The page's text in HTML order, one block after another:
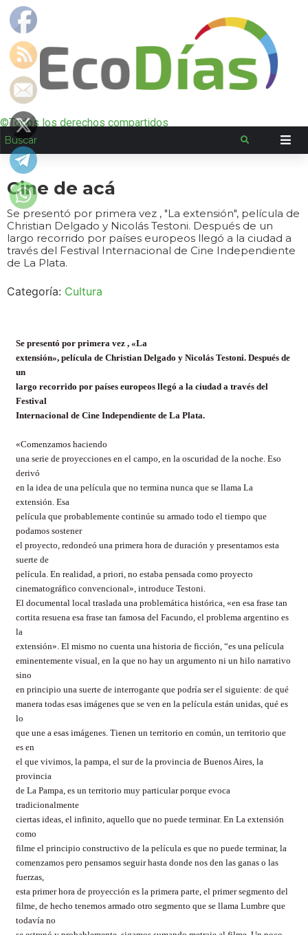
©Todos los derechos compartidos
Cine de acá
Se presentó por primera vez , "La extensión", película de
Christian Delgado y Nicolás Testoni. Después de un
largo recorrido por países europeos llegó a la ciudad a
través del Festival Internacional de Cine Independiente
de La Plata.
Categoría: Cultura
Se presentó por primera vez , «La
extensión», película de Christian Delgado y Nicolás Testoni. Después de
un
largo recorrido por países europeos llegó a la ciudad a través del
Festival
Internacional de Cine Independiente de La Plata.
«Comenzamos haciendo
una serie de proyecciones en el campo, en la oscuridad de la noche. Eso
derivó
en la idea de una película que no termina nunca que se llama La
extensión. Esa
película que probablemente continúe su armado todo el tiempo que
podamos sostener
el proyecto, redondeó una primera hora de duración y presentamos esta
suerte de
película. En realidad, a priori, no estaba pensada como proyecto
cinematográfico convencional», introduce Testoni.
El documental local traslada una problemática histórica, «en esa frase tan
cortita resuena esa frase tan famosa del Facundo, el problema argentino es
la
extensión». El mismo no cuenta una historia de ficción, “es una película
eminentemente visual, en la que no hay un argumento ni un hilo narrativo
sino
en principio una suerte de interrogante que podría ser el siguiente: de qué
manera todas esas imágenes que se ven en la película están unidas, qué es
lo
que une a esas imágenes. Tienen un territorio en común, un territorio que
es en
el que vivimos, la pampa, el sur de la provincia de Buenos Aires, la
provincia
de La Pampa, es un territorio muy particular porque evoca
tradicionalmente
ciertas ideas, el infinito, aquello que no puede terminar. En La extensión
como
filme el principio constructivo de la película es que no puede terminar, la
comenzamos pero pensamos seguir hasta donde nos den las ganas o las
fuerzas,
esta primer hora de proyección es la primera parte, el primer segmento del
filme, de hecho tenemos armado otro segmento que se llama Lumbre que
todavía no